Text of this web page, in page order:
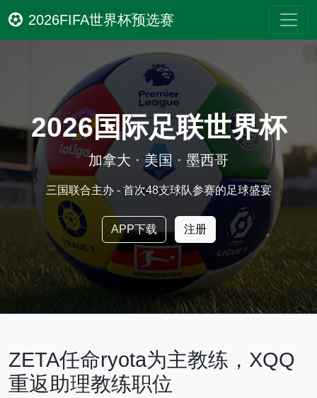
2026FIFA世界杯预选赛
2026国际足联世界杯
加拿大 · 美国 · 墨西哥
三国联合主办 - 首次48支球队参赛的足球盛宴
APP下载 注册
ZETA任命ryota为主教练，XQQ
重返助理教练职位